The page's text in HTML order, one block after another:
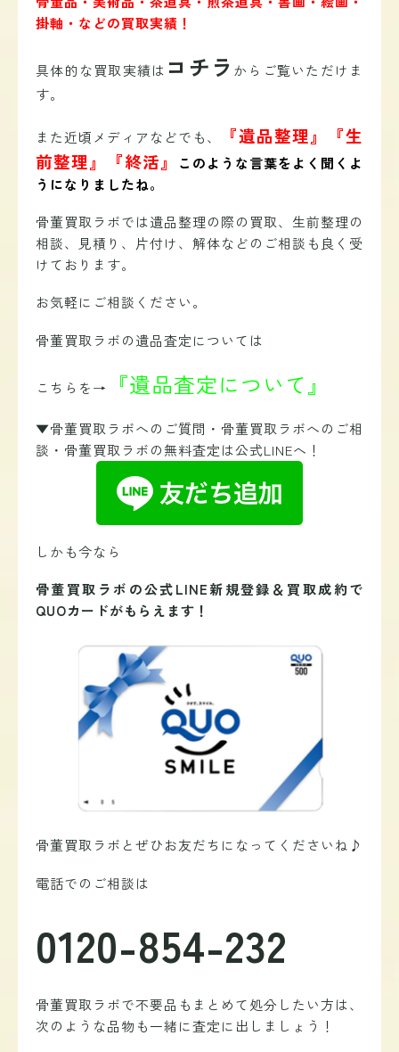
掛軸・などの買取実績！
具体的な買取実績は コチラ からご覧いただけま
す。
また近頃メディアなどでも、
『遺品整理』『生
前整理』『終活』
このような言葉をよく聞くよ
うになりましたね。
骨董買取ラボでは遺品整理の際の買取、生前整理の
相談、見積り、片付け、解体などのご相談も良く受
けております。
お気軽にご相談ください。
骨董買取ラボの遺品査定については
こちらを→ 『遺品査定について』
▼骨董買取ラボへのご質問・骨董買取ラボへのご相
談・骨董買取ラボの無料査定は公式LINEへ！
しかも今なら
骨董買取ラボの公式LINE新規登録＆買取成約で
QUOカードがもらえます！
骨董買取ラボとぜひお友だちになってくださいね♪
電話でのご相談は
0120-854-232
骨董買取ラボで不要品もまとめて処分したい方は、
次のような品物も一緒に査定に出しましょう！